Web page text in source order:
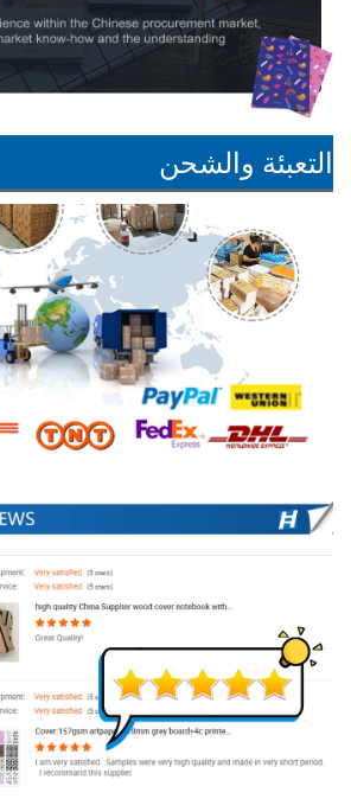
التعبئة والشحن